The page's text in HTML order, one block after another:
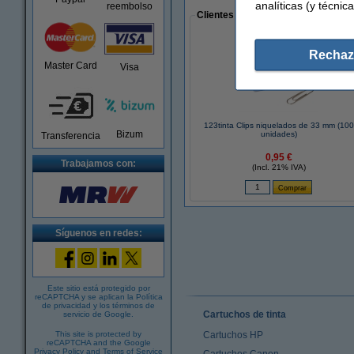
reembolso
Master Card Visa
Transferencia Bizum
Trabajamos con:
Síguenos en redes:
Este sitio está protegido por
reCAPTCHA y se aplican la Política
de privacidad y los términos de
servicio de Google
This site is protected by
reCAPTCHA and the Google
Privacy Policy and Terms of Service
Clientes que han realizado
123tinta Clips niquelados de 33 mm (100
unidades)
0,95 €
(Incl. 21% IVA)
Cartuchos de tinta
Cartuchos HP
analíticas (y